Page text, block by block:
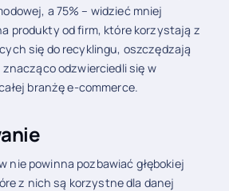
a 75% – widzieć mniej
produkty od firm, które korzystają z
się do recyklingu, oszczędzają
odzwierciedli się w
branżę e-commerce.
nie powinna pozbawiać głębokiej
z nich są korzystne dla danej